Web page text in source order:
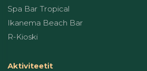
Spa Bar Tropical
Ikanema Beach Bar
R-Kioski
Aktiviteetit